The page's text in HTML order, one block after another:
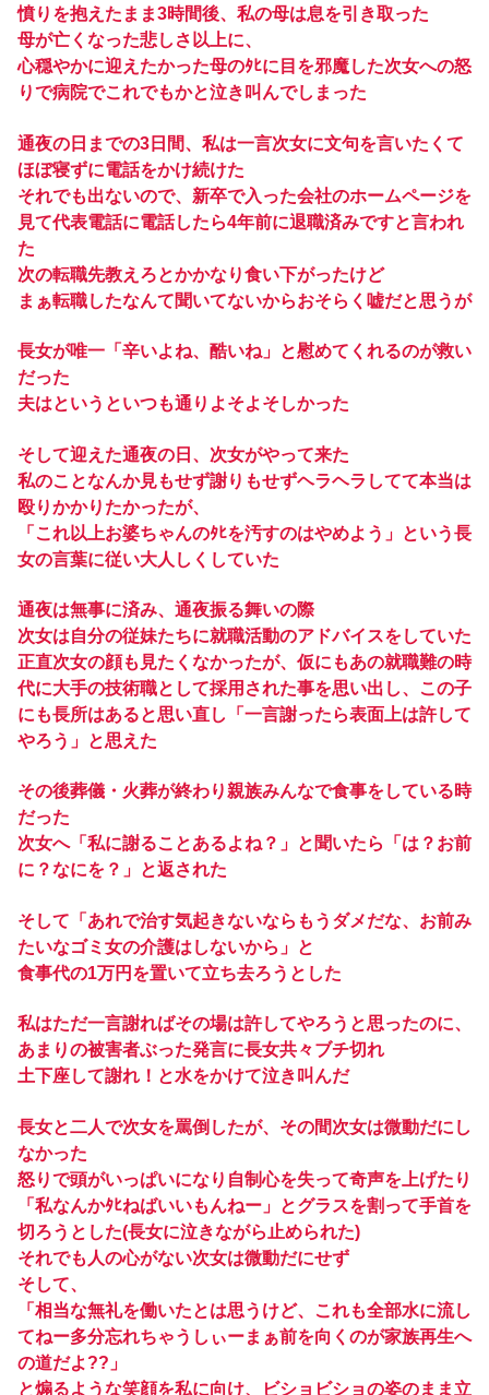
憤りを抱えたまま3時間後、私の母は息を引き取った
母が亡くなった悲しさ以上に、
心穏やかに迎えたかった母のﾀﾋに目を邪魔した次女への怒
りで病院でこれでもかと泣き叫んでしまった
通夜の日までの3日間、私は一言次女に文句を言いたくて
ほぼ寝ずに電話をかけ続けた
それでも出ないので、新卒で入った会社のホームページを
見て代表電話に電話したら4年前に退職済みですと言われ
た
次の転職先教えろとかかなり食い下がったけど
まぁ転職したなんて聞いてないからおそらく嘘だと思うが
長女が唯一「辛いよね、酷いね」と慰めてくれるのが救い
だった
夫はというといつも通りよそよそしかった
そして迎えた通夜の日、次女がやって来た
私のことなんか見もせず謝りもせずヘラヘラしてて本当は
殴りかかりたかったが、
「これ以上お婆ちゃんのﾀﾋを汚すのはやめよう」という長
女の言葉に従い大人しくしていた
通夜は無事に済み、通夜振る舞いの際
次女は自分の従妹たちに就職活動のアドバイスをしていた
正直次女の顔も見たくなかったが、仮にもあの就職難の時
代に大手の技術職として採用された事を思い出し、この子
にも長所はあると思い直し「一言謝ったら表面上は許して
やろう」と思えた
その後葬儀・火葬が終わり親族みんなで食事をしている時
だった
次女へ「私に謝ることあるよね？」と聞いたら「は？お前
に？なにを？」と返された
そして「あれで治す気起きないならもうダメだな、お前み
たいなゴミ女の介護はしないから」と
食事代の1万円を置いて立ち去ろうとした
私はただ一言謝ればその場は許してやろうと思ったのに、
あまりの被害者ぶった発言に長女共々ブチ切れ
土下座して謝れ！と水をかけて泣き叫んだ
長女と二人で次女を罵倒したが、その間次女は微動だにし
なかった
怒りで頭がいっぱいになり自制心を失って奇声を上げたり
「私なんかﾀﾋねばいいもんねー」とグラスを割って手首を
切ろうとした(長女に泣きながら止められた)
それでも人の心がない次女は微動だにせず
そして、
「相当な無礼を働いたとは思うけど、これも全部水に流し
てねー多分忘れちゃうしぃーまぁ前を向くのが家族再生へ
の道だよ??」
と煽るような笑顔を私に向け、ビショビショの姿のまま立